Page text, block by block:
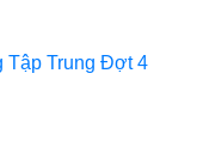
Tập Trung Đợt 4